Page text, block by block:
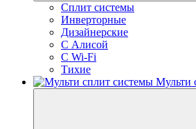
Сплит системы
Инверторные
Дизайнерские
С Алисой
C Wi-Fi
Тихие
Мульти